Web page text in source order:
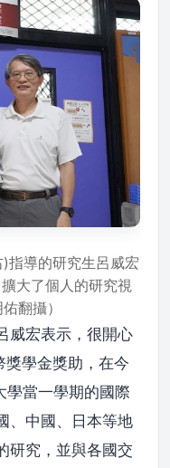
導的研究生呂威宏
大了個人的研究視
翻攝）
威宏表示，很開心
學金獎助，在今
當一學期的國際
、中國、日本等地
研究，並與各國交